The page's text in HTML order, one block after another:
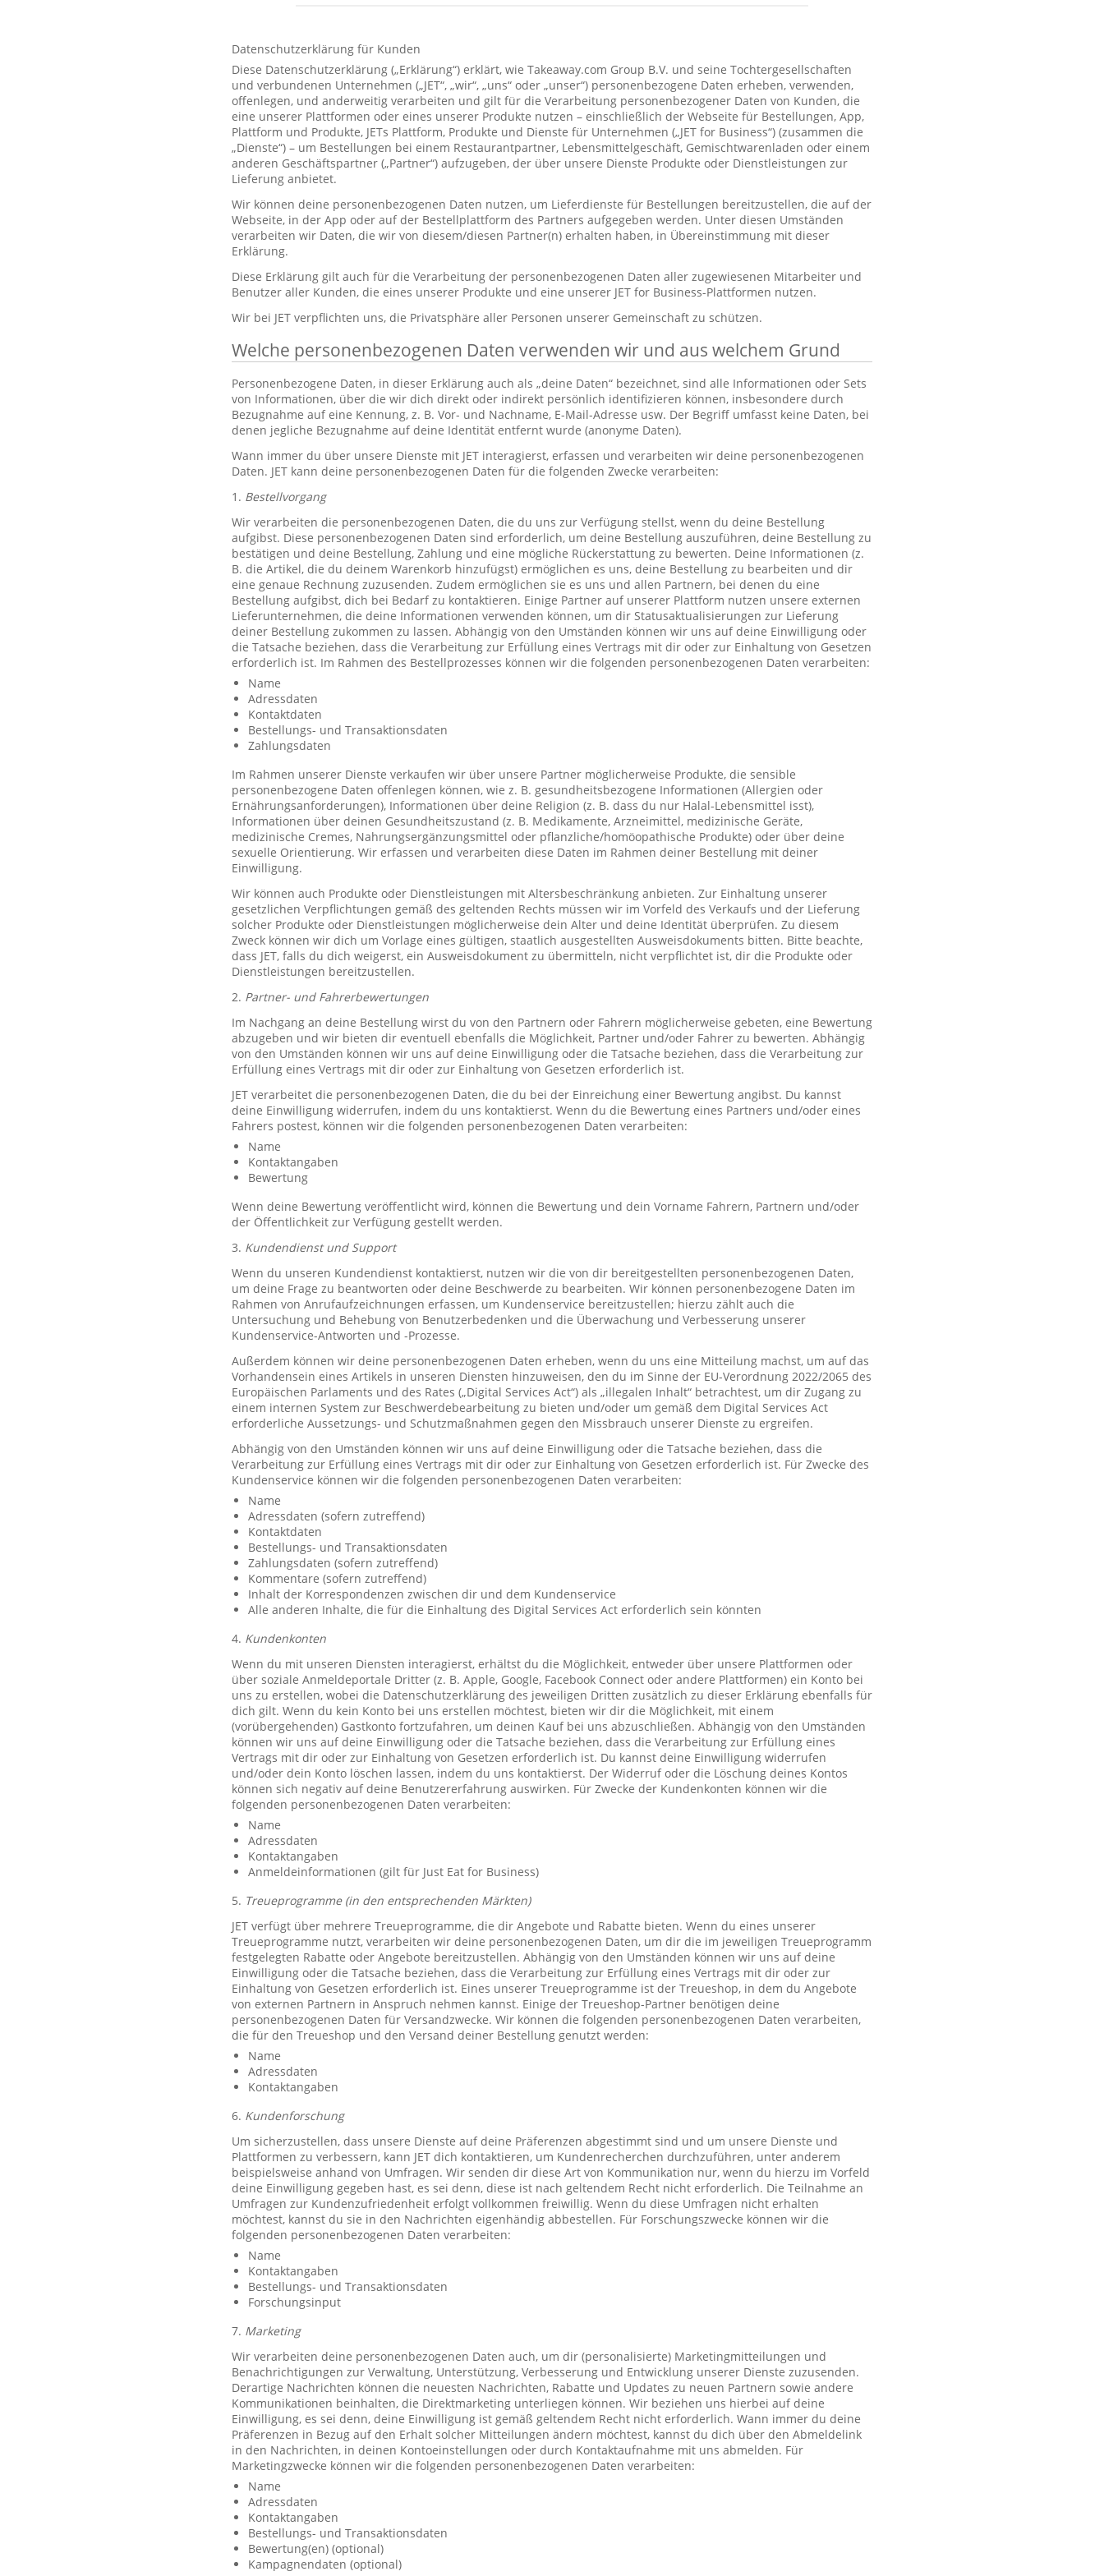
Datenschutzerklärung für Kunden
Diese Datenschutzerklärung („Erklärung“) erklärt, wie Takeaway.com Group B.V. und seine Tochtergesellschaften
und verbundenen Unternehmen („JET“, „wir“, „uns“ oder „unser“) personenbezogene Daten erheben, verwenden,
offenlegen, und anderweitig verarbeiten und gilt für die Verarbeitung personenbezogener Daten von Kunden, die
eine unserer Plattformen oder eines unserer Produkte nutzen – einschließlich der Webseite für Bestellungen, App,
Plattform und Produkte, JETs Plattform, Produkte und Dienste für Unternehmen („JET for Business“) (zusammen die
„Dienste“) – um Bestellungen bei einem Restaurantpartner, Lebensmittelgeschäft, Gemischtwarenladen oder einem
anderen Geschäftspartner („Partner“) aufzugeben, der über unsere Dienste Produkte oder Dienstleistungen zur
Lieferung anbietet.
Wir können deine personenbezogenen Daten nutzen, um Lieferdienste für Bestellungen bereitzustellen, die auf der
Webseite, in der App oder auf der Bestellplattform des Partners aufgegeben werden. Unter diesen Umständen
verarbeiten wir Daten, die wir von diesem/diesen Partner(n) erhalten haben, in Übereinstimmung mit dieser
Erklärung.
Diese Erklärung gilt auch für die Verarbeitung der personenbezogenen Daten aller zugewiesenen Mitarbeiter und
Benutzer aller Kunden, die eines unserer Produkte und eine unserer JET for Business-Plattformen nutzen.
Wir bei JET verpflichten uns, die Privatsphäre aller Personen unserer Gemeinschaft zu schützen.
Welche personenbezogenen Daten verwenden wir und aus welchem Grund
Personenbezogene Daten, in dieser Erklärung auch als „deine Daten“ bezeichnet, sind alle Informationen oder Sets
von Informationen, über die wir dich direkt oder indirekt persönlich identifizieren können, insbesondere durch
Bezugnahme auf eine Kennung, z. B. Vor- und Nachname, E-Mail-Adresse usw. Der Begriff umfasst keine Daten, bei
denen jegliche Bezugnahme auf deine Identität entfernt wurde (anonyme Daten).
Wann immer du über unsere Dienste mit JET interagierst, erfassen und verarbeiten wir deine personenbezogenen
Daten. JET kann deine personenbezogenen Daten für die folgenden Zwecke verarbeiten:
1. Bestellvorgang
Wir verarbeiten die personenbezogenen Daten, die du uns zur Verfügung stellst, wenn du deine Bestellung
aufgibst. Diese personenbezogenen Daten sind erforderlich, um deine Bestellung auszuführen, deine Bestellung zu
bestätigen und deine Bestellung, Zahlung und eine mögliche Rückerstattung zu bewerten. Deine Informationen (z.
B. die Artikel, die du deinem Warenkorb hinzufügst) ermöglichen es uns, deine Bestellung zu bearbeiten und dir
eine genaue Rechnung zuzusenden. Zudem ermöglichen sie es uns und allen Partnern, bei denen du eine
Bestellung aufgibst, dich bei Bedarf zu kontaktieren. Einige Partner auf unserer Plattform nutzen unsere externen
Lieferunternehmen, die deine Informationen verwenden können, um dir Statusaktualisierungen zur Lieferung
deiner Bestellung zukommen zu lassen. Abhängig von den Umständen können wir uns auf deine Einwilligung oder
die Tatsache beziehen, dass die Verarbeitung zur Erfüllung eines Vertrags mit dir oder zur Einhaltung von Gesetzen
erforderlich ist. Im Rahmen des Bestellprozesses können wir die folgenden personenbezogenen Daten verarbeiten:
Name
Adressdaten
Kontaktdaten
Bestellungs- und Transaktionsdaten
Zahlungsdaten
Im Rahmen unserer Dienste verkaufen wir über unsere Partner möglicherweise Produkte, die sensible
personenbezogene Daten offenlegen können, wie z. B. gesundheitsbezogene Informationen (Allergien oder
Ernährungsanforderungen), Informationen über deine Religion (z. B. dass du nur Halal-Lebensmittel isst),
Informationen über deinen Gesundheitszustand (z. B. Medikamente, Arzneimittel, medizinische Geräte,
medizinische Cremes, Nahrungsergänzungsmittel oder pflanzliche/homöopathische Produkte) oder über deine
sexuelle Orientierung. Wir erfassen und verarbeiten diese Daten im Rahmen deiner Bestellung mit deiner
Einwilligung.
Wir können auch Produkte oder Dienstleistungen mit Altersbeschränkung anbieten. Zur Einhaltung unserer
gesetzlichen Verpflichtungen gemäß des geltenden Rechts müssen wir im Vorfeld des Verkaufs und der Lieferung
solcher Produkte oder Dienstleistungen möglicherweise dein Alter und deine Identität überprüfen. Zu diesem
Zweck können wir dich um Vorlage eines gültigen, staatlich ausgestellten Ausweisdokuments bitten. Bitte beachte,
dass JET, falls du dich weigerst, ein Ausweisdokument zu übermitteln, nicht verpflichtet ist, dir die Produkte oder
Dienstleistungen bereitzustellen.
2. Partner- und Fahrerbewertungen
Im Nachgang an deine Bestellung wirst du von den Partnern oder Fahrern möglicherweise gebeten, eine Bewertung
abzugeben und wir bieten dir eventuell ebenfalls die Möglichkeit, Partner und/oder Fahrer zu bewerten. Abhängig
von den Umständen können wir uns auf deine Einwilligung oder die Tatsache beziehen, dass die Verarbeitung zur
Erfüllung eines Vertrags mit dir oder zur Einhaltung von Gesetzen erforderlich ist.
JET verarbeitet die personenbezogenen Daten, die du bei der Einreichung einer Bewertung angibst. Du kannst
deine Einwilligung widerrufen, indem du uns kontaktierst. Wenn du die Bewertung eines Partners und/oder eines
Fahrers postest, können wir die folgenden personenbezogenen Daten verarbeiten:
Name
Kontaktangaben
Bewertung
Wenn deine Bewertung veröffentlicht wird, können die Bewertung und dein Vorname Fahrern, Partnern und/oder
der Öffentlichkeit zur Verfügung gestellt werden.
3. Kundendienst und Support
Wenn du unseren Kundendienst kontaktierst, nutzen wir die von dir bereitgestellten personenbezogenen Daten,
um deine Frage zu beantworten oder deine Beschwerde zu bearbeiten. Wir können personenbezogene Daten im
Rahmen von Anrufaufzeichnungen erfassen, um Kundenservice bereitzustellen; hierzu zählt auch die
Untersuchung und Behebung von Benutzerbedenken und die Überwachung und Verbesserung unserer
Kundenservice-Antworten und -Prozesse.
Außerdem können wir deine personenbezogenen Daten erheben, wenn du uns eine Mitteilung machst, um auf das
Vorhandensein eines Artikels in unseren Diensten hinzuweisen, den du im Sinne der EU-Verordnung 2022/2065 des
Europäischen Parlaments und des Rates („Digital Services Act“) als „illegalen Inhalt“ betrachtest, um dir Zugang zu
einem internen System zur Beschwerdebearbeitung zu bieten und/oder um gemäß dem Digital Services Act
erforderliche Aussetzungs- und Schutzmaßnahmen gegen den Missbrauch unserer Dienste zu ergreifen.
Abhängig von den Umständen können wir uns auf deine Einwilligung oder die Tatsache beziehen, dass die
Verarbeitung zur Erfüllung eines Vertrags mit dir oder zur Einhaltung von Gesetzen erforderlich ist. Für Zwecke des
Kundenservice können wir die folgenden personenbezogenen Daten verarbeiten:
Name
Adressdaten (sofern zutreffend)
Kontaktdaten
Bestellungs- und Transaktionsdaten
Zahlungsdaten (sofern zutreffend)
Kommentare (sofern zutreffend)
Inhalt der Korrespondenzen zwischen dir und dem Kundenservice
Alle anderen Inhalte, die für die Einhaltung des Digital Services Act erforderlich sein könnten
4. Kundenkonten
Wenn du mit unseren Diensten interagierst, erhältst du die Möglichkeit, entweder über unsere Plattformen oder
über soziale Anmeldeportale Dritter (z. B. Apple, Google, Facebook Connect oder andere Plattformen) ein Konto bei
uns zu erstellen, wobei die Datenschutzerklärung des jeweiligen Dritten zusätzlich zu dieser Erklärung ebenfalls für
dich gilt. Wenn du kein Konto bei uns erstellen möchtest, bieten wir dir die Möglichkeit, mit einem
(vorübergehenden) Gastkonto fortzufahren, um deinen Kauf bei uns abzuschließen. Abhängig von den Umständen
können wir uns auf deine Einwilligung oder die Tatsache beziehen, dass die Verarbeitung zur Erfüllung eines
Vertrags mit dir oder zur Einhaltung von Gesetzen erforderlich ist. Du kannst deine Einwilligung widerrufen
und/oder dein Konto löschen lassen, indem du uns kontaktierst. Der Widerruf oder die Löschung deines Kontos
können sich negativ auf deine Benutzererfahrung auswirken. Für Zwecke der Kundenkonten können wir die
folgenden personenbezogenen Daten verarbeiten:
Name
Adressdaten
Kontaktangaben
Anmeldeinformationen (gilt für Just Eat for Business)
5. Treueprogramme (in den entsprechenden Märkten)
JET verfügt über mehrere Treueprogramme, die dir Angebote und Rabatte bieten. Wenn du eines unserer
Treueprogramme nutzt, verarbeiten wir deine personenbezogenen Daten, um dir die im jeweiligen Treueprogramm
festgelegten Rabatte oder Angebote bereitzustellen. Abhängig von den Umständen können wir uns auf deine
Einwilligung oder die Tatsache beziehen, dass die Verarbeitung zur Erfüllung eines Vertrags mit dir oder zur
Einhaltung von Gesetzen erforderlich ist. Eines unserer Treueprogramme ist der Treueshop, in dem du Angebote
von externen Partnern in Anspruch nehmen kannst. Einige der Treueshop-Partner benötigen deine
personenbezogenen Daten für Versandzwecke. Wir können die folgenden personenbezogenen Daten verarbeiten,
die für den Treueshop und den Versand deiner Bestellung genutzt werden:
Name
Adressdaten
Kontaktangaben
6. Kundenforschung
Um sicherzustellen, dass unsere Dienste auf deine Präferenzen abgestimmt sind und um unsere Dienste und
Plattformen zu verbessern, kann JET dich kontaktieren, um Kundenrecherchen durchzuführen, unter anderem
beispielsweise anhand von Umfragen. Wir senden dir diese Art von Kommunikation nur, wenn du hierzu im Vorfeld
deine Einwilligung gegeben hast, es sei denn, diese ist nach geltendem Recht nicht erforderlich. Die Teilnahme an
Umfragen zur Kundenzufriedenheit erfolgt vollkommen freiwillig. Wenn du diese Umfragen nicht erhalten
möchtest, kannst du sie in den Nachrichten eigenhändig abbestellen. Für Forschungszwecke können wir die
folgenden personenbezogenen Daten verarbeiten:
Name
Kontaktangaben
Bestellungs- und Transaktionsdaten
Forschungsinput
7. Marketing
Wir verarbeiten deine personenbezogenen Daten auch, um dir (personalisierte) Marketingmitteilungen und
Benachrichtigungen zur Verwaltung, Unterstützung, Verbesserung und Entwicklung unserer Dienste zuzusenden.
Derartige Nachrichten können die neuesten Nachrichten, Rabatte und Updates zu neuen Partnern sowie andere
Kommunikationen beinhalten, die Direktmarketing unterliegen können. Wir beziehen uns hierbei auf deine
Einwilligung, es sei denn, deine Einwilligung ist gemäß geltendem Recht nicht erforderlich. Wann immer du deine
Präferenzen in Bezug auf den Erhalt solcher Mitteilungen ändern möchtest, kannst du dich über den Abmeldelink
in den Nachrichten, in deinen Kontoeinstellungen oder durch Kontaktaufnahme mit uns abmelden. Für
Marketingzwecke können wir die folgenden personenbezogenen Daten verarbeiten:
Name
Adressdaten
Kontaktangaben
Bestellungs- und Transaktionsdaten
Bewertung(en) (optional)
Kampagnendaten (optional)